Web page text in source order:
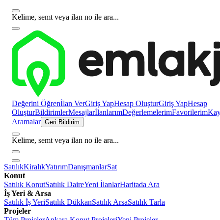
Kelime, semt veya ilan no ile ara...
Değerini Öğrenİlan VerGiriş YapHesap OluşturGiriş YapHesap
OluşturBildirimlerMesajlarİlanlarımDeğerlemelerimFavorilerim
Aramalar Geri Bildirim
Kelime, semt veya ilan no ile ara...
SatılıkKiralıkYatırımDanışmanlarSat
Konut
Satılık KonutSatılık DaireYeni İlanlarHaritada Ara
İş Yeri & Arsa
Satılık İş YeriSatılık DükkanSatılık ArsaSatılık Tarla
Projeler